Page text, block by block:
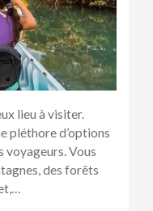
lieu à visiter.
pléthore d’options
voyageurs. Vous
des forêts